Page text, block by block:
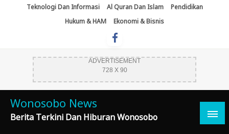
Teknologi Dan Informasi Al Quran Dan Islam
Pendidikan
Hukum & HAM
Ekonomi & Bisnis
ADVERTISEMENT
728 X 90
Wonosobo News
Berita Terkini Dan Hiburan Wonosobo